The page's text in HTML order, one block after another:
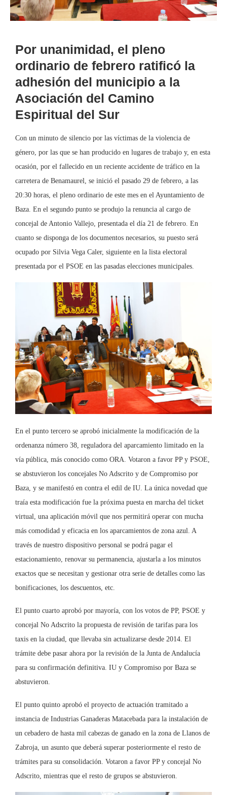
Por unanimidad, el pleno
ordinario de febrero ratificó la
adhesión del municipio a la
Asociación del Camino
Espiritual del Sur
Con un minuto de silencio por las víctimas de la violencia de
género, por las que se han producido en lugares de trabajo y, en esta
ocasión, por el fallecido en un reciente accidente de tráfico en la
carretera de Benamaurel, se inició el pasado 29 de febrero, a las
20:30 horas, el pleno ordinario de este mes en el Ayuntamiento de
Baza. En el segundo punto se produjo la renuncia al cargo de
concejal de Antonio Vallejo, presentada el día 21 de febrero. En
cuanto se disponga de los documentos necesarios, su puesto será
ocupado por Silvia Vega Caler, siguiente en la lista electoral
presentada por el PSOE en las pasadas elecciones municipales.
En el punto tercero se aprobó inicialmente la modificación de la
ordenanza número 38, reguladora del aparcamiento limitado en la
vía pública, más conocido como ORA. Votaron a favor PP y PSOE,
se abstuvieron los concejales No Adscrito y de Compromiso por
Baza, y se manifestó en contra el edil de IU. La única novedad que
traía esta modificación fue la próxima puesta en marcha del ticket
virtual, una aplicación móvil que nos permitirá operar con mucha
más comodidad y eficacia en los aparcamientos de zona azul. A
través de nuestro dispositivo personal se podrá pagar el
estacionamiento, renovar su permanencia, ajustarla a los minutos
exactos que se necesitan y gestionar otra serie de detalles como las
bonificaciones, los descuentos, etc.
El punto cuarto aprobó por mayoría, con los votos de PP, PSOE y
concejal No Adscrito la propuesta de revisión de tarifas para los
taxis en la ciudad, que llevaba sin actualizarse desde 2014. El
trámite debe pasar ahora por la revisión de la Junta de Andalucía
para su confirmación definitiva. IU y Compromiso por Baza se
abstuvieron.
El punto quinto aprobó el proyecto de actuación tramitado a
instancia de Industrias Ganaderas Matacebada para la instalación de
un cebadero de hasta mil cabezas de ganado en la zona de Llanos de
Zabroja, un asunto que deberá superar posteriormente el resto de
trámites para su consolidación. Votaron a favor PP y concejal No
Adscrito, mientras que el resto de grupos se abstuvieron.